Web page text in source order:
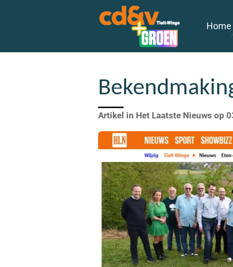
de
Home
Artikel in Het Laatste Nieuws op